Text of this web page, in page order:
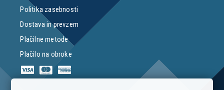
Politika zasebnosti
Dostava in prevzem
Plačilne metode
Plačilo na obroke